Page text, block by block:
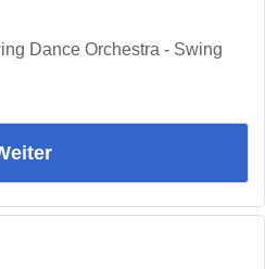
Dance Orchestra - Swing